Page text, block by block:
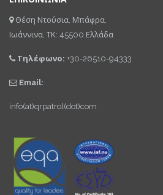
Θέση Ντούσια, Μπάφρα,
Ιωάννινα, ΤΚ: 45500 Ελλάδα
Τηλέφωνο: +30-26510-94333
Email:
info(at)qrpatrol(dot)com